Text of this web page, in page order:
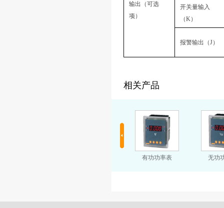
输出（可选
项）
开关量输入
（K）
报警输出（J）
相关产品
有功功率表 无功